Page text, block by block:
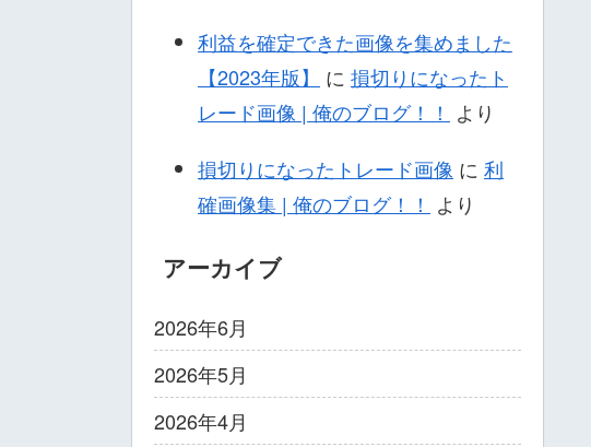
利益を確定できた画像を集めました
【2023年版】
に 損切りになったト
レード画像 | 俺のブログ！！ より
損切りになったトレード画像 に 利
確画像集 | 俺のブログ！！ より
アーカイブ
2026年6月
2026年5月
2026年4月